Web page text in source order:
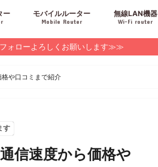
ー モバイルルーター
Mobile Router
無線LAN機器
Wi-Fi router
ォローよろしくお願いします≫≫
や口コミまで紹介
す
信速度から価格や